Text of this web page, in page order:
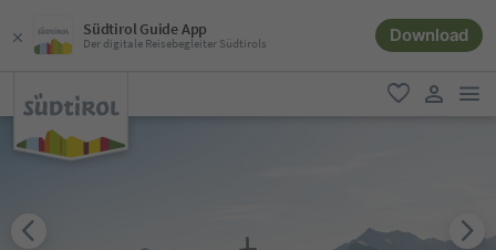
Südtirol Guide App
Der digitale Reisebegleiter Südtirols Download
favorit
user link